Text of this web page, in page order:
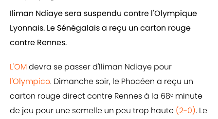
Iliman Ndiaye sera suspendu contre l'Olympique
Lyonnais. Le Sénégalais a reçu un carton rouge
contre Rennes.
L'OMdevra se passer d'Iliman Ndiaye pour
l'Olympico. Dimanche soir, le Phocéen a reçu un
carton rouge direct contre Rennes à la 68ᵉ minute
de jeu pour une semelle un peu trop haute (2-0). Le